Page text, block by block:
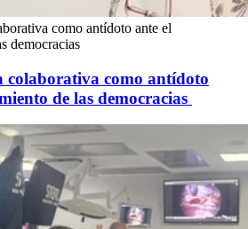
como antídoto ante el
democracias
colaborativa como antídoto
de las democracias